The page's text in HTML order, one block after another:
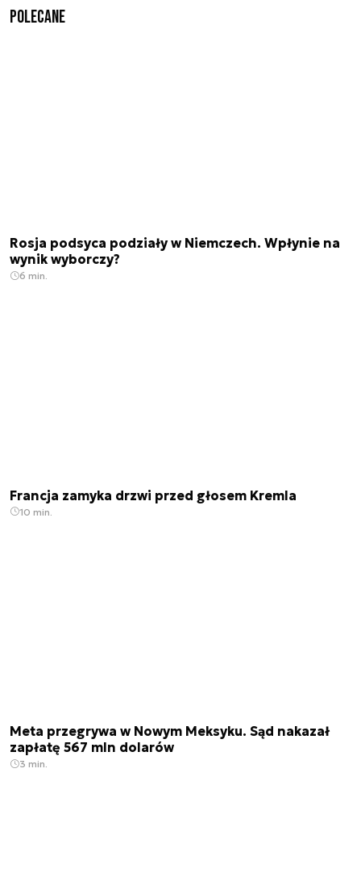
Polecane
Rosja podsyca podziały w Niemczech. Wpłynie na
wynik wyborczy?
6 min.
Francja zamyka drzwi przed głosem Kremla
10 min.
Meta przegrywa w Nowym Meksyku. Sąd nakazał
zapłatę 567 mln dolarów
3 min.